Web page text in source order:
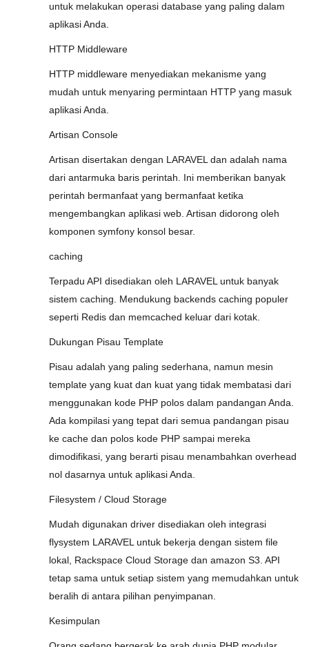
untuk melakukan operasi database yang paling dalam
aplikasi Anda.
HTTP Middleware
HTTP middleware menyediakan mekanisme yang
mudah untuk menyaring permintaan HTTP yang masuk
aplikasi Anda.
Artisan Console
Artisan disertakan dengan LARAVEL dan adalah nama
dari antarmuka baris perintah. Ini memberikan banyak
perintah bermanfaat yang bermanfaat ketika
mengembangkan aplikasi web. Artisan didorong oleh
komponen symfony konsol besar.
caching
Terpadu API disediakan oleh LARAVEL untuk banyak
sistem caching. Mendukung backends caching populer
seperti Redis dan memcached keluar dari kotak.
Dukungan Pisau Template
Pisau adalah yang paling sederhana, namun mesin
template yang kuat dan kuat yang tidak membatasi dari
menggunakan kode PHP polos dalam pandangan Anda.
Ada kompilasi yang tepat dari semua pandangan pisau
ke cache dan polos kode PHP sampai mereka
dimodifikasi, yang berarti pisau menambahkan overhead
nol dasarnya untuk aplikasi Anda.
Filesystem / Cloud Storage
Mudah digunakan driver disediakan oleh integrasi
flysystem LARAVEL untuk bekerja dengan sistem file
lokal, Rackspace Cloud Storage dan amazon S3. API
tetap sama untuk setiap sistem yang memudahkan untuk
beralih di antara pilihan penyimpanan.
Kesimpulan